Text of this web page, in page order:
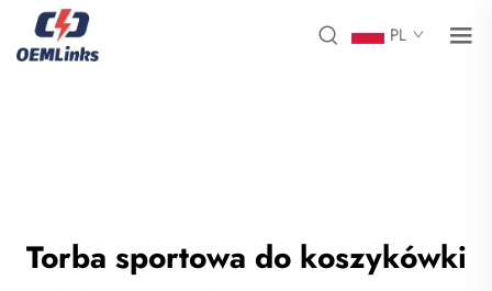
PL
Torba sportowa do koszykówki